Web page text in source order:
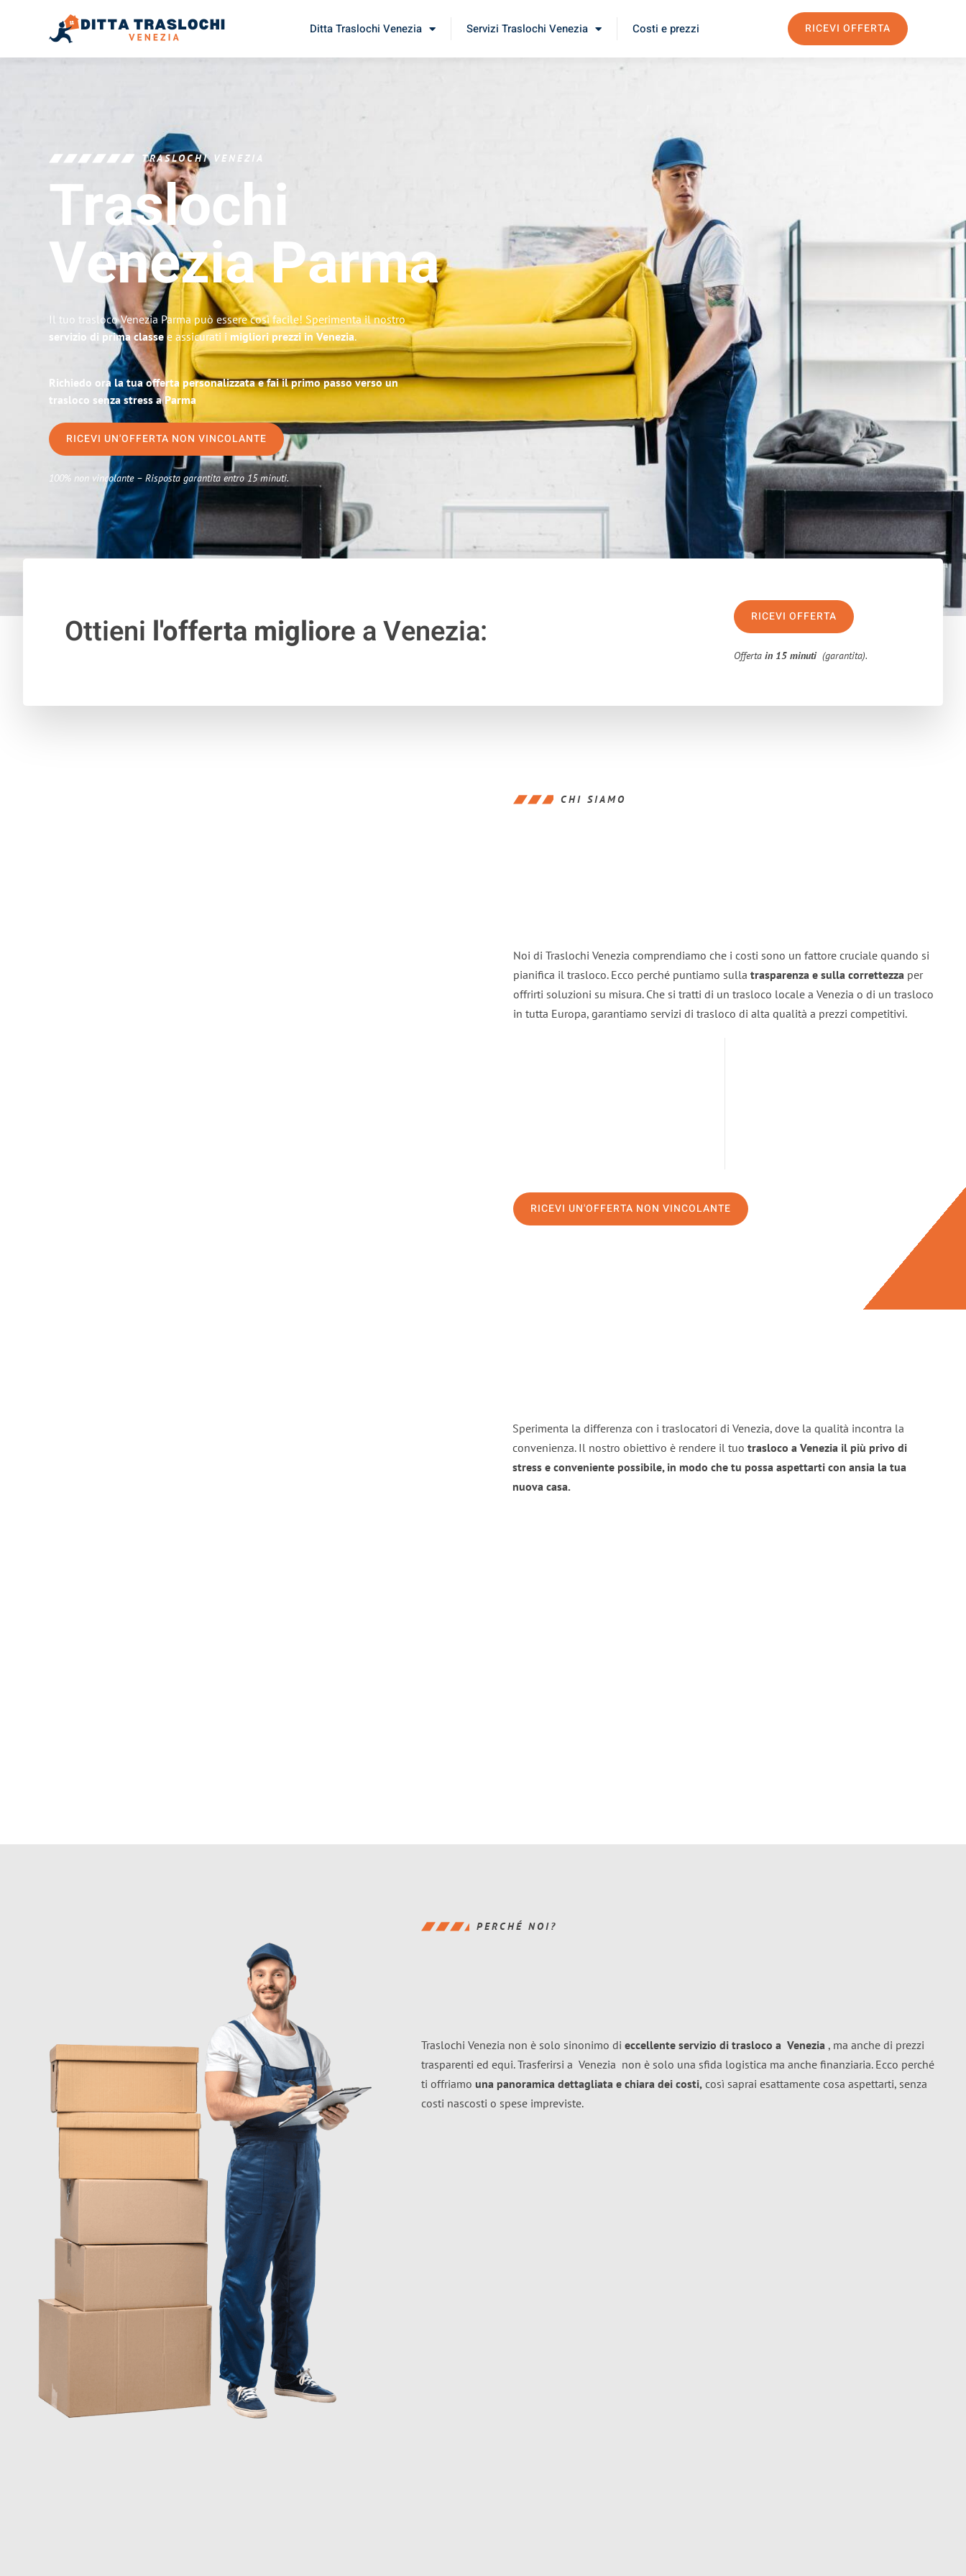
Ditta Traslochi Venezia Servizi Traslochi Venezia Costi e prezzi RICEVI OFFERTA
TRASLOCHI VENEZIA
Traslochi
VeneziaParma
Il tuo trasloco Venezia Parma può essere così facile! Sperimenta il nostro
servizio di prima classe e assicurati i migliori prezzi in Venezia.
Richiedo ora la tua offerta personalizzata e fai il primo passo verso un
trasloco senza stress a Parma
RICEVI UN'OFFERTA NON VINCOLANTE
100% non vincolante – Risposta garantita entro 15 minuti.
Ottieni l'offerta migliorea Venezia: RICEVI OFFERTA
Offertain 15 minuti (garantita).
CHI SIAMO
Noi di Traslochi Venezia comprendiamo che i costi sono un fattore cruciale quando si
pianifica il trasloco. Ecco perché puntiamo sulla trasparenza e sulla correttezza per
offrirti soluzioni su misura. Che si tratti di un trasloco locale a Venezia o di un trasloco
in tutta Europa, garantiamo servizi di trasloco di alta qualità a prezzi competitivi.
RICEVI UN'OFFERTA NON VINCOLANTE
Sperimenta la differenza con i traslocatori di Venezia, dove la qualità incontra la
convenienza. Il nostro obiettivo è rendere il tuo trasloco a Venezia il più privo di
stress e conveniente possibile, in modo che tu possa aspettarti con ansia la tua
nuova casa.
PERCHÉ NOI?
Traslochi Venezia non è solo sinonimo di eccellente servizio di trasloco a Venezia , ma anche di prezzi
trasparenti ed equi. Trasferirsi a Venezia non è solo una sfida logistica ma anche finanziaria. Ecco perché
ti offriamo una panoramica dettagliata e chiara dei costi, così saprai esattamente cosa aspettarti, senza
costi nascosti o spese impreviste.